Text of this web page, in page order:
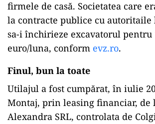
firmele de casă. Societatea care
la contracte publice cu autoritaile
sa-i închirieze excavatorul pentru
euro/luna, conform evz.ro.
Finul, bun la toate
Utilajul a fost cumpărat, în iulie
Montaj, prin leasing financiar, de
Alexandra SRL, controlata de